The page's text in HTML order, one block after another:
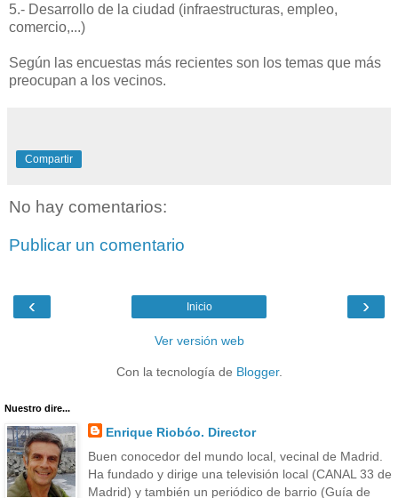
5.- Desarrollo de la ciudad (infraestructuras, empleo,
comercio,...)
Según las encuestas más recientes son los temas que más
preocupan a los vecinos.
Compartir
No hay comentarios:
Publicar un comentario
‹ ›
Inicio
Ver versión web
Con la tecnología de Blogger.
Nuestro dire...
Enrique Riobóo. Director
Buen conocedor del mundo local, vecinal de Madrid.
Ha fundado y dirige una televisión local (CANAL 33 de
Madrid) y también un periódico de barrio (Guía de